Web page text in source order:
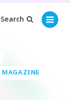
Search
MAGAZINE